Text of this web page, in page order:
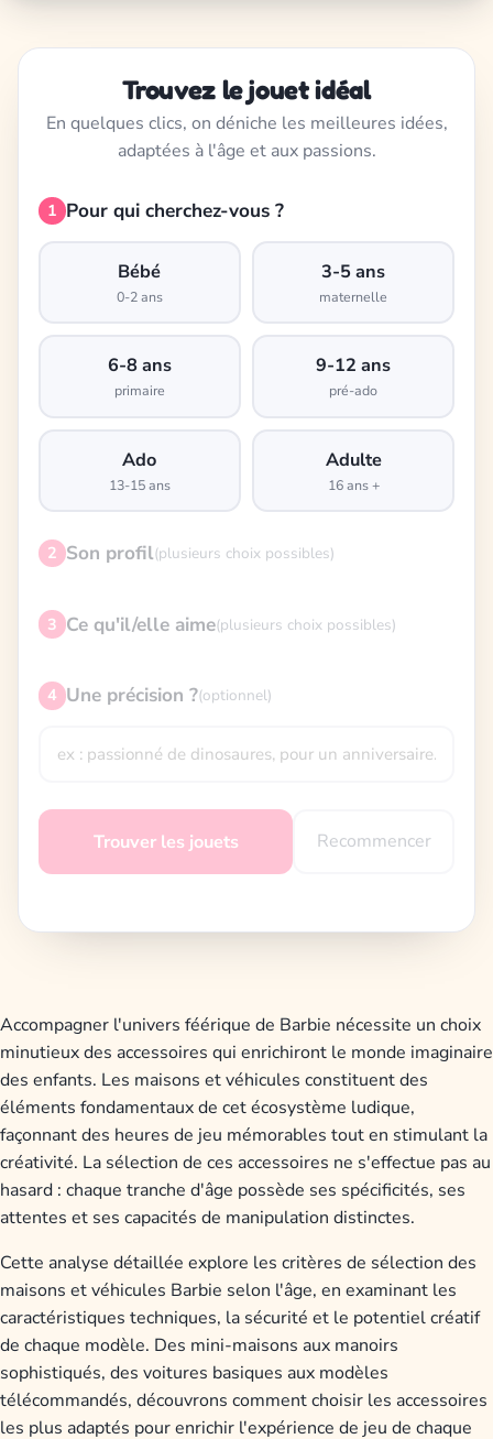
Trouvez le jouet idéal
En quelques clics, on déniche les meilleures idées,
adaptées à l'âge et aux passions.
1 Pour qui cherchez-vous ?
Bébé
0-2 ans
3-5 ans
maternelle
6-8 ans
primaire
9-12 ans
pré-ado
Ado
13-15 ans
Adulte
16 ans +
2 Son profil(plusieurs choix possibles)
3 Ce qu'il/elle aime(plusieurs choix possibles)
4 Une précision ?(optionnel)
Trouver les jouets Recommencer
Accompagner l'univers féérique de Barbie nécessite un choix
minutieux des accessoires qui enrichiront le monde imaginaire
des enfants. Les maisons et véhicules constituent des
éléments fondamentaux de cet écosystème ludique,
façonnant des heures de jeu mémorables tout en stimulant la
créativité. La sélection de ces accessoires ne s'effectue pas au
hasard : chaque tranche d'âge possède ses spécificités, ses
attentes et ses capacités de manipulation distinctes.
Cette analyse détaillée explore les critères de sélection des
maisons et véhicules Barbie selon l'âge, en examinant les
caractéristiques techniques, la sécurité et le potentiel créatif
de chaque modèle. Des mini-maisons aux manoirs
sophistiqués, des voitures basiques aux modèles
télécommandés, découvrons comment choisir les accessoires
les plus adaptés pour enrichir l'expérience de jeu de chaque